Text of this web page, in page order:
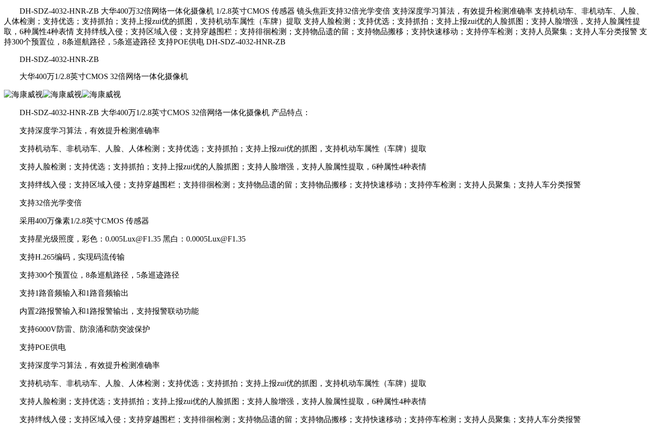
DH-SDZ-4032-HNR-ZB 大华400万32倍网络一体化摄像机 1/2.8英寸CMOS 传感器 镜头焦距支持32倍光学变倍 支持深度学习算法，有效提升检测准确率 支持机动车、非机动车、人脸、
人体检测；支持优选；支持抓拍；支持上报zui优的抓图，支持机动车属性（车牌）提取 支持人脸检测；支持优选；支持抓拍；支持上报zui优的人脸抓图；支持人脸增强，支持人脸属性提
取，6种属性4种表情 支持绊线入侵；支持区域入侵；支持穿越围栏；支持徘徊检测；支持物品遗的留；支持物品搬移；支持快速移动；支持停车检测；支持人员聚集；支持人车分类报警 支
持300个预置位，8条巡航路径，5条巡迹路径 支持POE供电 DH-SDZ-4032-HNR-ZB
DH-SDZ-4032-HNR-ZB
大华400万1/2.8英寸CMOS 32倍网络一体化摄像机
DH-SDZ-4032-HNR-ZB 大华400万1/2.8英寸CMOS 32倍网络一体化摄像机 产品特点：
支持深度学习算法，有效提升检测准确率
支持机动车、非机动车、人脸、人体检测；支持优选；支持抓拍；支持上报zui优的抓图，支持机动车属性（车牌）提取
支持人脸检测；支持优选；支持抓拍；支持上报zui优的人脸抓图；支持人脸增强，支持人脸属性提取，6种属性4种表情
支持绊线入侵；支持区域入侵；支持穿越围栏；支持徘徊检测；支持物品遗的留；支持物品搬移；支持快速移动；支持停车检测；支持人员聚集；支持人车分类报警
支持32倍光学变倍
采用400万像素1/2.8英寸CMOS 传感器
支持星光级照度，彩色：0.005Lux@F1.35 黑白：0.0005Lux@F1.35
支持H.265编码，实现码流传输
支持300个预置位，8条巡航路径，5条巡迹路径
支持1路音频输入和1路音频输出
内置2路报警输入和1路报警输出，支持报警联动功能
支持6000V防雷、防浪涌和防突波保护
支持POE供电
支持深度学习算法，有效提升检测准确率
支持机动车、非机动车、人脸、人体检测；支持优选；支持抓拍；支持上报zui优的抓图，支持机动车属性（车牌）提取
支持人脸检测；支持优选；支持抓拍；支持上报zui优的人脸抓图；支持人脸增强，支持人脸属性提取，6种属性4种表情
支持绊线入侵；支持区域入侵；支持穿越围栏；支持徘徊检测；支持物品遗的留；支持物品搬移；支持快速移动；支持停车检测；支持人员聚集；支持人车分类报警